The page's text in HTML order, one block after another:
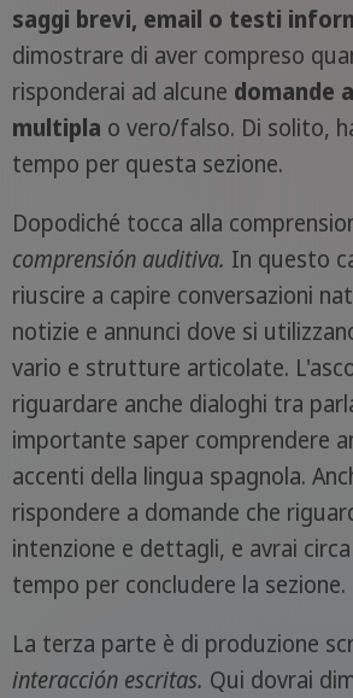
saggi brevi, email o testi
dimostrare di aver compreso
risponderai ad alcune domande
multipla o vero/falso. Di solito,
tempo per questa sezione.
Dopodiché tocca alla
comprensión auditiva. In questo
riuscire a capire conversazioni
notizie e annunci dove si
vario e strutture articolate.
riguardare anche dialoghi tra
importante saper comprendere
accenti della lingua spagnola.
rispondere a domande che
intenzione e dettagli, e avrai
tempo per concludere la sezione.
La terza parte è di produzione
interacción escritas. Qui dovrai